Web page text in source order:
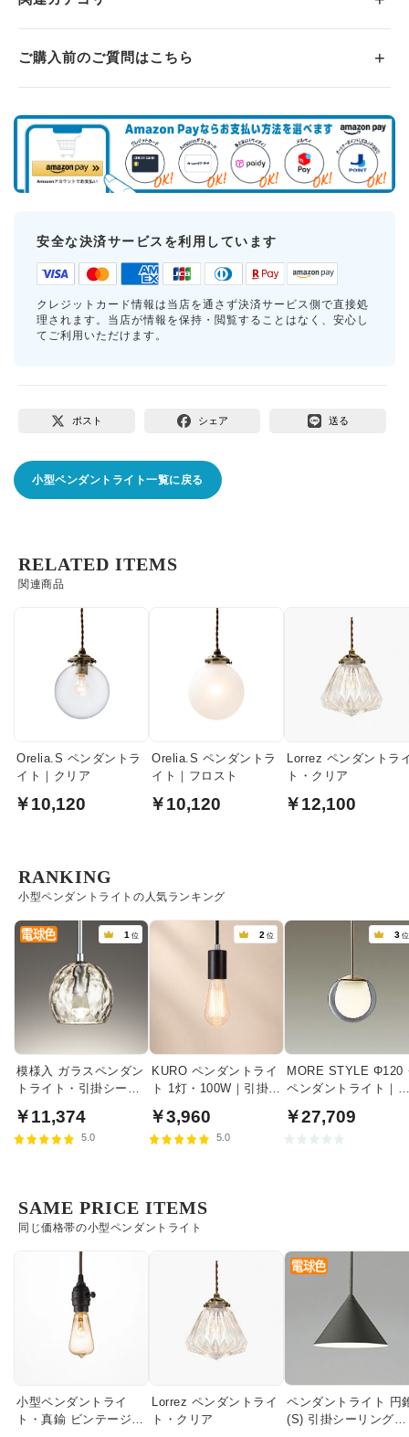
ご購入前のご質問はこちら
安全な決済サービスを利用しています
クレジットカード情報は当店を通さず決済サービス側で直接処
理されます。当店が情報を保持・閲覧することはなく、安心し
てご利用いただけます。
ポスト シェア 送る
小型ペンダントライト一覧に戻る
関連商品
RELATED ITEMS
Orelia.S ペンダントラ
イト｜クリア
￥10,120
Orelia.S ペンダントラ
イト｜フロスト
￥10,120
Lorrez ペンダントラ
ト・クリア
￥12,100
小型ペンダントライトの人気ランキング
RANKING
1 位
模様入 ガラスペンダン
トライト・引掛シーリ
￥11,374
5.0
2 位
KURO ペンダントライ
ト 1灯・100W｜引掛シ
￥3,960
5.0
3 位
MORE STYLE Φ120
ペンダントライト｜
￥27,709
同じ価格帯の小型ペンダントライト
SAME PRICE ITEMS
小型ペンダントライ
ト・真鍮 ビンテージブ
Lorrez ペンダントライ
ト・クリア
ペンダントライト 円
(S) 引掛シーリング式